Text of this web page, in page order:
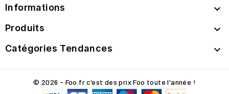
Informations 
Produits 
Catégories Tendances 
© 2026 - Foo.fr c'est des prix Foo toute l'année !